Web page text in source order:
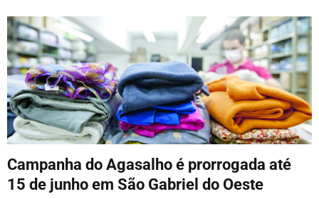
Campanha do Agasalho é prorrogada até
15 de junho em São Gabriel do Oeste